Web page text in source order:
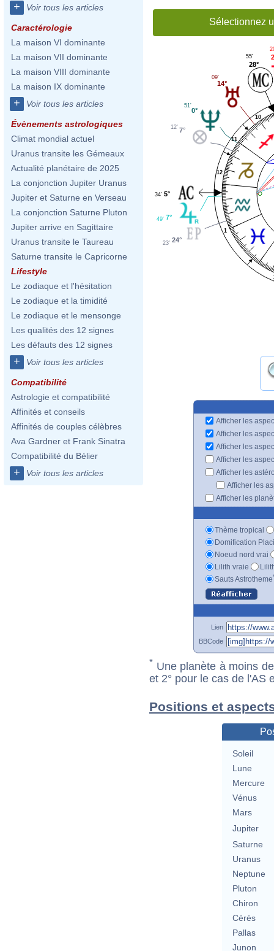
+ Voir tous les articles
Caractérologie
La maison VI dominante
La maison VII dominante
La maison VIII dominante
La maison IX dominante
+ Voir tous les articles
Évènements astrologiques
Climat mondial actuel
Uranus transite les Gémeaux
Actualité planétaire de 2025
La conjonction Jupiter Uranus
Jupiter et Saturne en Verseau
La conjonction Saturne Pluton
Jupiter arrive en Sagittaire
Uranus transite le Taureau
Saturne transite le Capricorne
Lifestyle
Le zodiaque et l'hésitation
Le zodiaque et la timidité
Le zodiaque et le mensonge
Les qualités des 12 signes
Les défauts des 12 signes
+ Voir tous les articles
Compatibilité
Astrologie et compatibilité
Affinités et conseils
Affinités de couples célèbres
Ava Gardner et Frank Sinatra
Compatibilité du Bélier
+ Voir tous les articles
Sélectionnez
1
10
11
12
28°
55'
14°
09'
0°
51'
7°
12'
5°
34'
7°
49'
24°
23'
Afficher les
Afficher les
Afficher les
Afficher les
Afficher les
Afficher les
Afficher les
Thème tropical
Domification
Noeud nord vrai
Lilith vraie
Sauts Astrotheme
Lien
BBCode
* Une planète à moins
et 2° pour le cas de l'AS
Positions et
Soleil
Lune
Mercure
Vénus
Mars
Jupiter
Saturne
Uranus
Neptune
Pluton
Chiron
Cérès
Pallas
Junon